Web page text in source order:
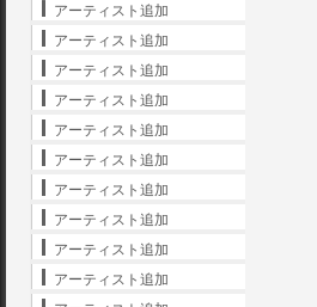
アーティスト追加
アーティスト追加
アーティスト追加
アーティスト追加
アーティスト追加
アーティスト追加
アーティスト追加
アーティスト追加
アーティスト追加
アーティスト追加